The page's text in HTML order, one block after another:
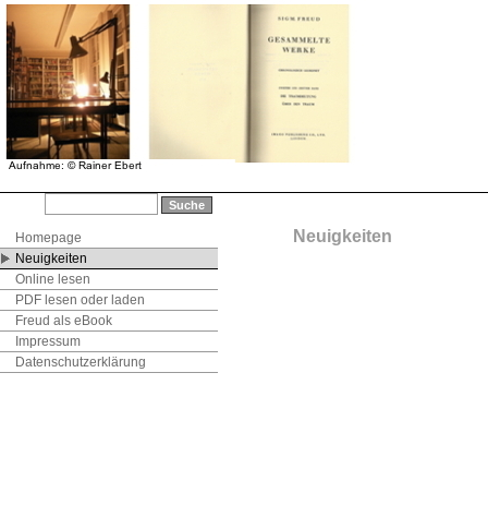
Homepage
Neuigkeiten
Online lesen
PDF lesen oder laden
Freud als eBook
Impressum
Datenschutzerklärung
Neuigkeiten